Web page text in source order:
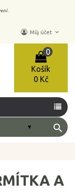
Můj účet keyboard_arrow_down
Košík
0
0 Kč
search
A